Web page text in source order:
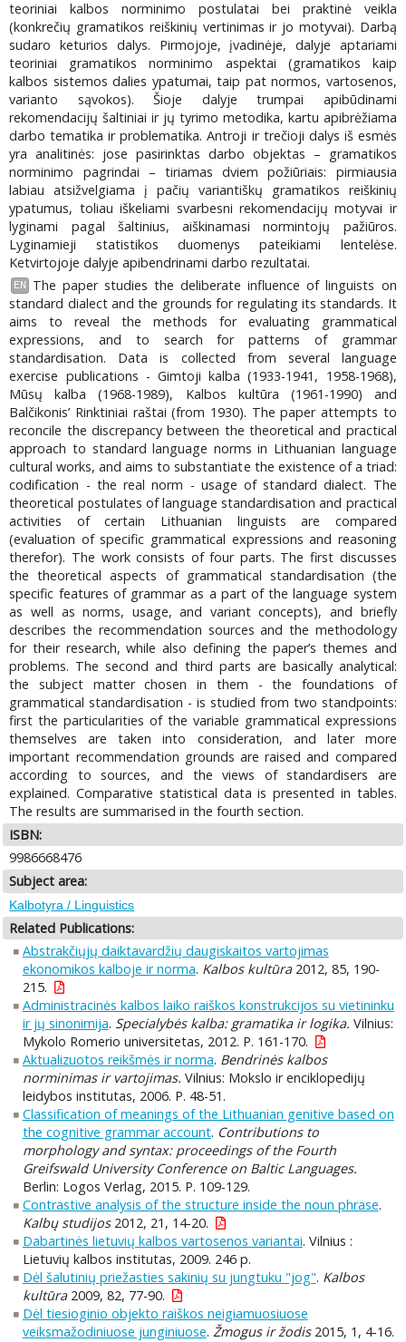
teoriniai kalbos norminimo postulatai bei praktinė veikla
(konkrečių gramatikos reiškinių vertinimas ir jo motyvai). Darbą
sudaro keturios dalys. Pirmojoje, įvadinėje, dalyje aptariami
teoriniai gramatikos norminimo aspektai (gramatikos kaip
kalbos sistemos dalies ypatumai, taip pat normos, vartosenos,
varianto sąvokos). Šioje dalyje trumpai apibūdinami
rekomendacijų šaltiniai ir jų tyrimo metodika, kartu apibrėžiama
darbo tematika ir problematika. Antroji ir trečioji dalys iš esmės
yra analitinės: jose pasirinktas darbo objektas – gramatikos
norminimo pagrindai – tiriamas dviem požiūriais: pirmiausia
labiau atsižvelgiama į pačių variantiškų gramatikos reiškinių
ypatumus, toliau iškeliami svarbesni rekomendacijų motyvai ir
lyginami pagal šaltinius, aiškinamasi normintojų pažiūros.
Lyginamieji statistikos duomenys pateikiami lentelėse.
Ketvirtojoje dalyje apibendrinami darbo rezultatai.
EN
The paper studies the deliberate influence of linguists on
standard dialect and the grounds for regulating its standards. It
aims to reveal the methods for evaluating grammatical
expressions, and to search for patterns of grammar
standardisation. Data is collected from several language
exercise publications - Gimtoji kalba (1933-1941, 1958-1968),
Mūsų kalba (1968-1989), Kalbos kultūra (1961-1990) and
Balčikonis’ Rinktiniai raštai (from 1930). The paper attempts to
reconcile the discrepancy between the theoretical and practical
approach to standard language norms in Lithuanian language
cultural works, and aims to substantiate the existence of a triad:
codification - the real norm - usage of standard dialect. The
theoretical postulates of language standardisation and practical
activities of certain Lithuanian linguists are compared
(evaluation of specific grammatical expressions and reasoning
therefor). The work consists of four parts. The first discusses
the theoretical aspects of grammatical standardisation (the
specific features of grammar as a part of the language system
as well as norms, usage, and variant concepts), and briefly
describes the recommendation sources and the methodology
for their research, while also defining the paper’s themes and
problems. The second and third parts are basically analytical:
the subject matter chosen in them - the foundations of
grammatical standardisation - is studied from two standpoints:
first the particularities of the variable grammatical expressions
themselves are taken into consideration, and later more
important recommendation grounds are raised and compared
according to sources, and the views of standardisers are
explained. Comparative statistical data is presented in tables.
The results are summarised in the fourth section.
ISBN:
9986668476
Subject area:
Kalbotyra / Linguistics
Related Publications:
Abstrakčiųjų daiktavardžių daugiskaitos vartojimas
ekonomikos kalboje ir norma. Kalbos kultūra2012, 85, 190-
215.
Administracinės kalbos laiko raiškos konstrukcijos su vietininku
ir jų sinonimija. Specialybės kalba: gramatika ir logika. Vilnius:
Mykolo Romerio universitetas, 2012. P. 161-170.
Aktualizuotos reikšmės ir norma. Bendrinės kalbos
norminimas ir vartojimas. Vilnius: Mokslo ir enciklopedijų
leidybos institutas, 2006. P. 48-51.
Classification of meanings of the Lithuanian genitive based on
the cognitive grammar account. Contributions to
morphology and syntax: proceedings of the Fourth
Greifswald University Conference on Baltic Languages.
Berlin: Logos Verlag, 2015. P. 109-129.
Contrastive analysis of the structure inside the noun phrase.
Kalbų studijos2012, 21, 14-20.
Dabartinės lietuvių kalbos vartosenos variantai. Vilnius :
Lietuvių kalbos institutas, 2009. 246 p.
Dėl šalutinių priežasties sakinių su jungtuku "jog". Kalbos
kultūra2009, 82, 77-90.
Dėl tiesioginio objekto raiškos neigiamuosiuose
veiksmažodiniuose junginiuose. Žmogus ir žodis2015, 1, 4-16.